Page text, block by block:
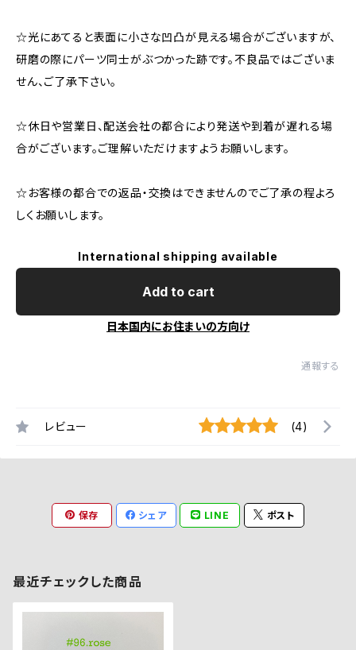
☆光にあてると表面に小さな凹凸が見える場合がございますが、
研磨の際にパーツ同士がぶつかった跡です。不良品ではございま
せん、ご了承下さい。
☆休日や営業日、配送会社の都合により発送や到着が遅れる場
合がございます。ご理解いただけますようお願いします。
☆お客様の都合での返品・交換はできませんのでご了承の程よろ
しくお願いします。
International shipping available
Add to cart
日本国内にお住まいの方向け
通報する
レビュー (4)
保存 シェア LINE ポスト
最近チェックした商品